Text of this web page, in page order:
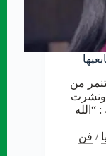
من
ونشرت
“الله
/ فن